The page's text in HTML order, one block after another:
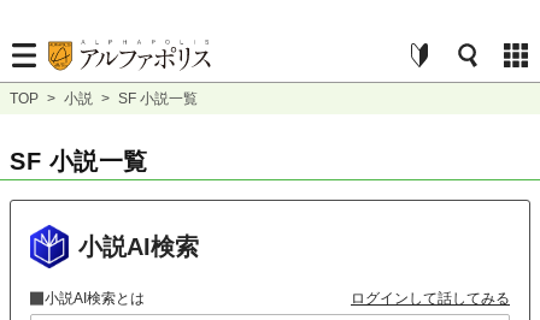
TOP > 小説 > SF 小説一覧
SF 小説一覧
小説AI検索
小説AI検索とは ログインして話してみる